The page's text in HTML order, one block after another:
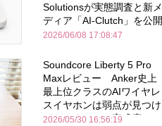
Solutionsが実態調査と新メ
ディア「AI-Clutch」を公開
2026/06/08 17:08:47
Soundcore Liberty 5 Pro
Maxレビュー Anker史上
最上位クラスのAIワイヤレ
スイヤホンは弱点が見つけ
づらいくらいの完成度にび
2026/05/30 16:56:19